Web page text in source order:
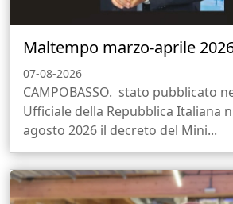
Maltempo marzo-aprile
07-08-2026
CAMPOBASSO. stato pubblicato
Ufficiale della Repubblica Italiana
agosto 2026 il decreto del Mini...